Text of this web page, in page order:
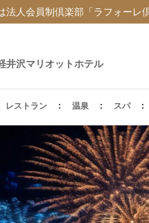
法人会員制倶楽部「ラフォーレ
井沢マリオットホテル
レストラン 温泉 スパ